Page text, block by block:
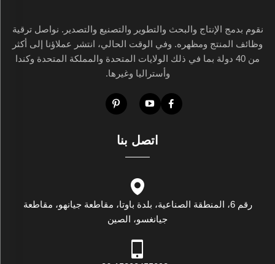
نقوم بدمج الإنتاج والبحث والتطوير والتصنيع والتصدير. نواصل ترقية
وظائف المنتج ومظهره. وفي الوقت الحالي، انتشر عملاؤنا إلى أكثر
من 40 دولة بما في ذلك الولايات المتحدة والمملكة المتحدة وكندا
وأستراليا وغيرها.
اتصل بنا
رقم 6، المنطقة الصناعية، بلدة باوتا، مقاطعة جيانهو، مقاطعة
جيانغسو، الصين